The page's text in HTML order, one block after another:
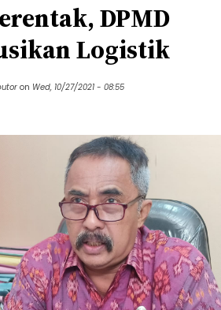
DPMD
Logistik
on Wed, 10/27/2021 - 08:55